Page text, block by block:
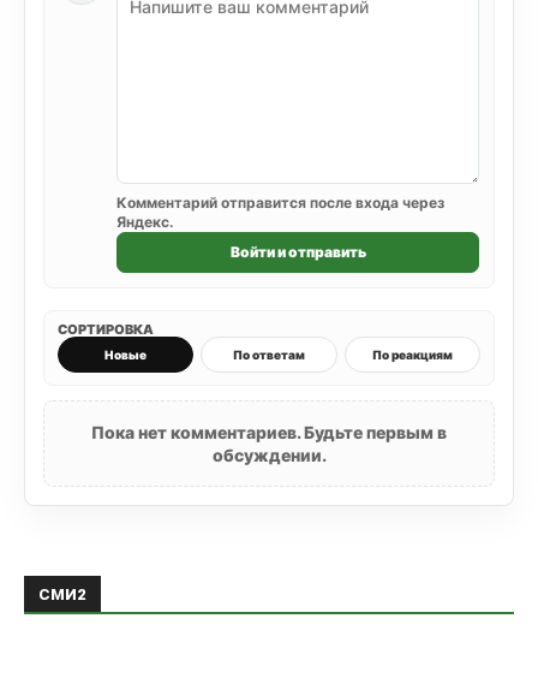
Комментарий отправится после входа через
Яндекс.
Войти и отправить
СОРТИРОВКА
Новые По ответам По реакциям
Пока нет комментариев. Будьте первым в
обсуждении.
СМИ2